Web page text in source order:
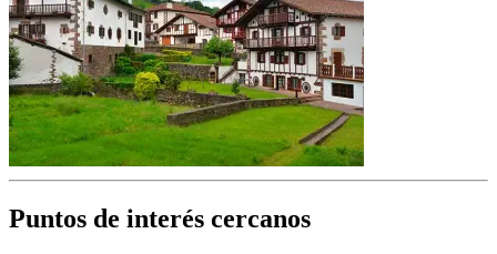
Puntos de interés cercanos